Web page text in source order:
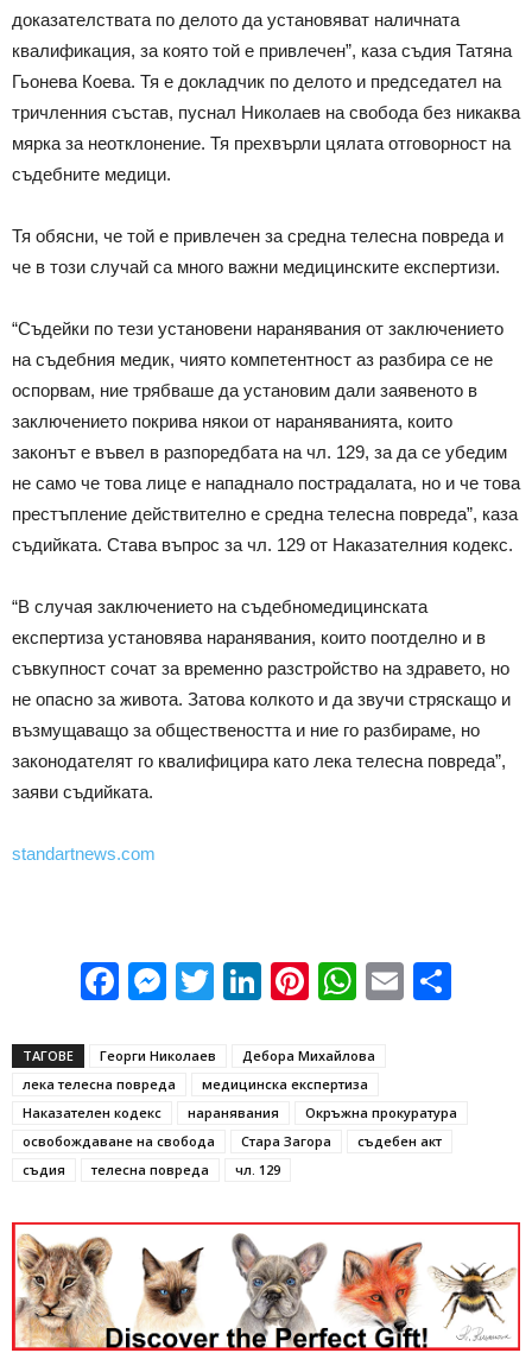
доказателствата по делото да установяват наличната
квалификация, за която той е привлечен”, каза съдия Татяна
Гьонева Коева. Тя е докладчик по делото и председател на
тричленния състав, пуснал Николаев на свобода без никаква
мярка за неотклонение. Тя прехвърли цялата отговорност на
съдебните медици.
Тя обясни, че той е привлечен за средна телесна повреда и
че в този случай са много важни медицинските експертизи.
“Съдейки по тези установени наранявания от заключението
на съдебния медик, чиято компетентност аз разбира се не
оспорвам, ние трябваше да установим дали заявеното в
заключението покрива някои от нараняванията, които
законът е въвел в разпоредбата на чл. 129, за да се убедим
не само че това лице е нападнало пострадалата, но и че това
престъпление действително е средна телесна повреда”, каза
съдийката. Става въпрос за чл. 129 от Наказателния кодекс.
“В случая заключението на съдебномедицинската
експертиза установява наранявания, които поотделно и в
съвкупност сочат за временно разстройство на здравето, но
не опасно за живота. Затова колкото и да звучи стряскащо и
възмущаващо за обществеността и ние го разбираме, но
законодателят го квалифицира като лека телесна повреда”,
заяви съдийката.
standartnews.com
Facebook
Messenger
Twitter
LinkedIn
Pinterest
WhatsApp
Email
ТАГОВЕ Георги Николаев
Дебора Михайлова
лека телесна повреда
медицинска експертиза
Наказателен кодекс
наранявания
Окръжна прокуратура
освобождаване на свобода
Стара Загора
съдебен акт
съдия
телесна повреда чл. 129